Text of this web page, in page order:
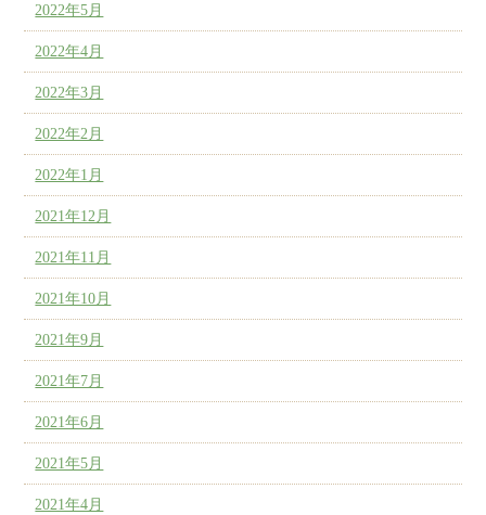
2022年5月
2022年4月
2022年3月
2022年2月
2022年1月
2021年12月
2021年11月
2021年10月
2021年9月
2021年7月
2021年6月
2021年5月
2021年4月